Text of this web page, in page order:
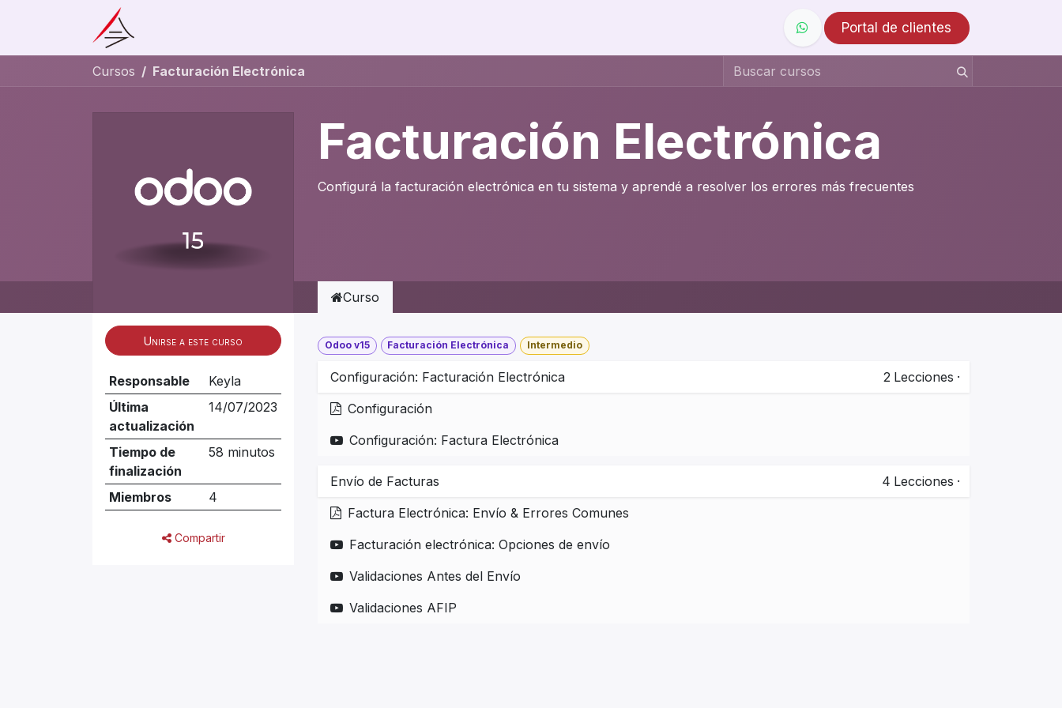
Portal de clientes
Cursos Facturación Electrónica
Facturación Electrónica
Configurá la facturación electrónica en tu sistema y aprendé a resolver los errores más frecuentes
Unirse a este curso
Responsable
Keyla
Última
actualización
14/07/2023
Tiempo de
finalización
58 minutos
Miembros 4
Compartir
Curso
Odoo v15 Facturación Electrónica Intermedio
Configuración: Facturación Electrónica 2 Lecciones ·
Configuración
Configuración: Factura Electrónica
Envío de Facturas 4 Lecciones ·
Factura Electrónica: Envío & Errores Comunes
Facturación electrónica: Opciones de envío
Validaciones Antes del Envío
Validaciones AFIP